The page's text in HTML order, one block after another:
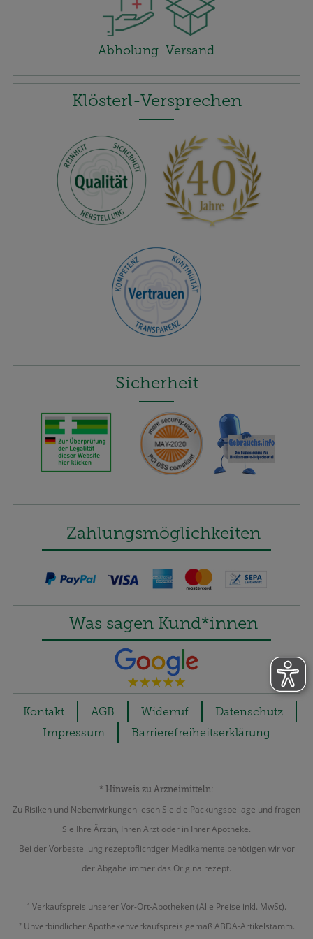
Website aber auch die Werbung auf Drittseiten
möglichst relevant für Sie zu gestalten. Bitte
beachten Sie, dass Daten hierfür teilweise an
Dritte wie z.B. Google oder soziale Medien
übertragen werden.
Abholung Versand
Klösterl-Versprechen
Sicherheit
Zahlungsmöglichkeiten
Was sagen Kund*innen
Kontakt AGB Widerruf
Datenschutz
Impressum
Barrierefreiheitserklärung
* Hinweis zu Arzneimitteln:
Zu Risiken und Nebenwirkungen lesen Sie die Packungsbeilage und fragen
Sie Ihre Ärztin, Ihren Arzt oder in Ihrer Apotheke.
Bei der Vorbestellung rezeptpflichtiger Medikamente benötigen wir vor
der Abgabe immer das Originalrezept.
¹ Verkaufspreis unserer Vor-Ort-Apotheken (Alle Preise inkl. MwSt).
² Unverbindlicher Apothekenverkaufspreis gemäß ABDA-Artikelstamm.